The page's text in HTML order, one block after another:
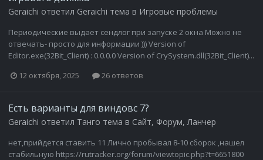
Geraichi ответил Geraichi тема в Игровые проблемы
Периодические выдает сендлог при запуске 2 окна Можно не
отвечать- просто для информации ))) Version of
Editor.exe(32Bit_Client) : 0.0.0.0 Version of CrySystem.dll(32Bit_Client)...
12 октября, 2025
26 ответов
Есть варианты для виндовс 7?
Geraichi ответил Танго тема в Сайт, Форум, Ланчер
нет,прийдется ставить 11 Лично пробывал 8-10 сборок ,нашел
стабильную https://rutracker.org/forum/viewtopic.php?t=6651800